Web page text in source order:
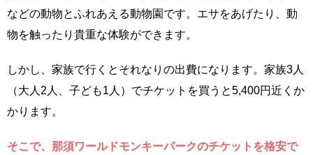
などの動物とふれあえる動物園です。エサをあげたり、動
物を触ったり貴重な体験ができます。
しかし、家族で行くとそれなりの出費になります。家族3人
（大人2人、子ども1人）でチケットを買うと5,400円近くか
かります。
そこで、那須ワールドモンキーパークのチケットを格安で